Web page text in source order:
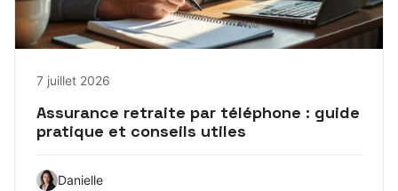
7 juillet 2026
Assurance retraite par téléphone : guide
pratique et conseils utiles
Danielle